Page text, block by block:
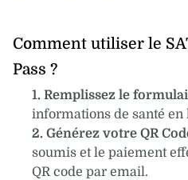
Comment utiliser le
Pass ?
1. Remplissez le
informations de santé en
2. Générez votre QR
soumis et le paiement
QR code par email.